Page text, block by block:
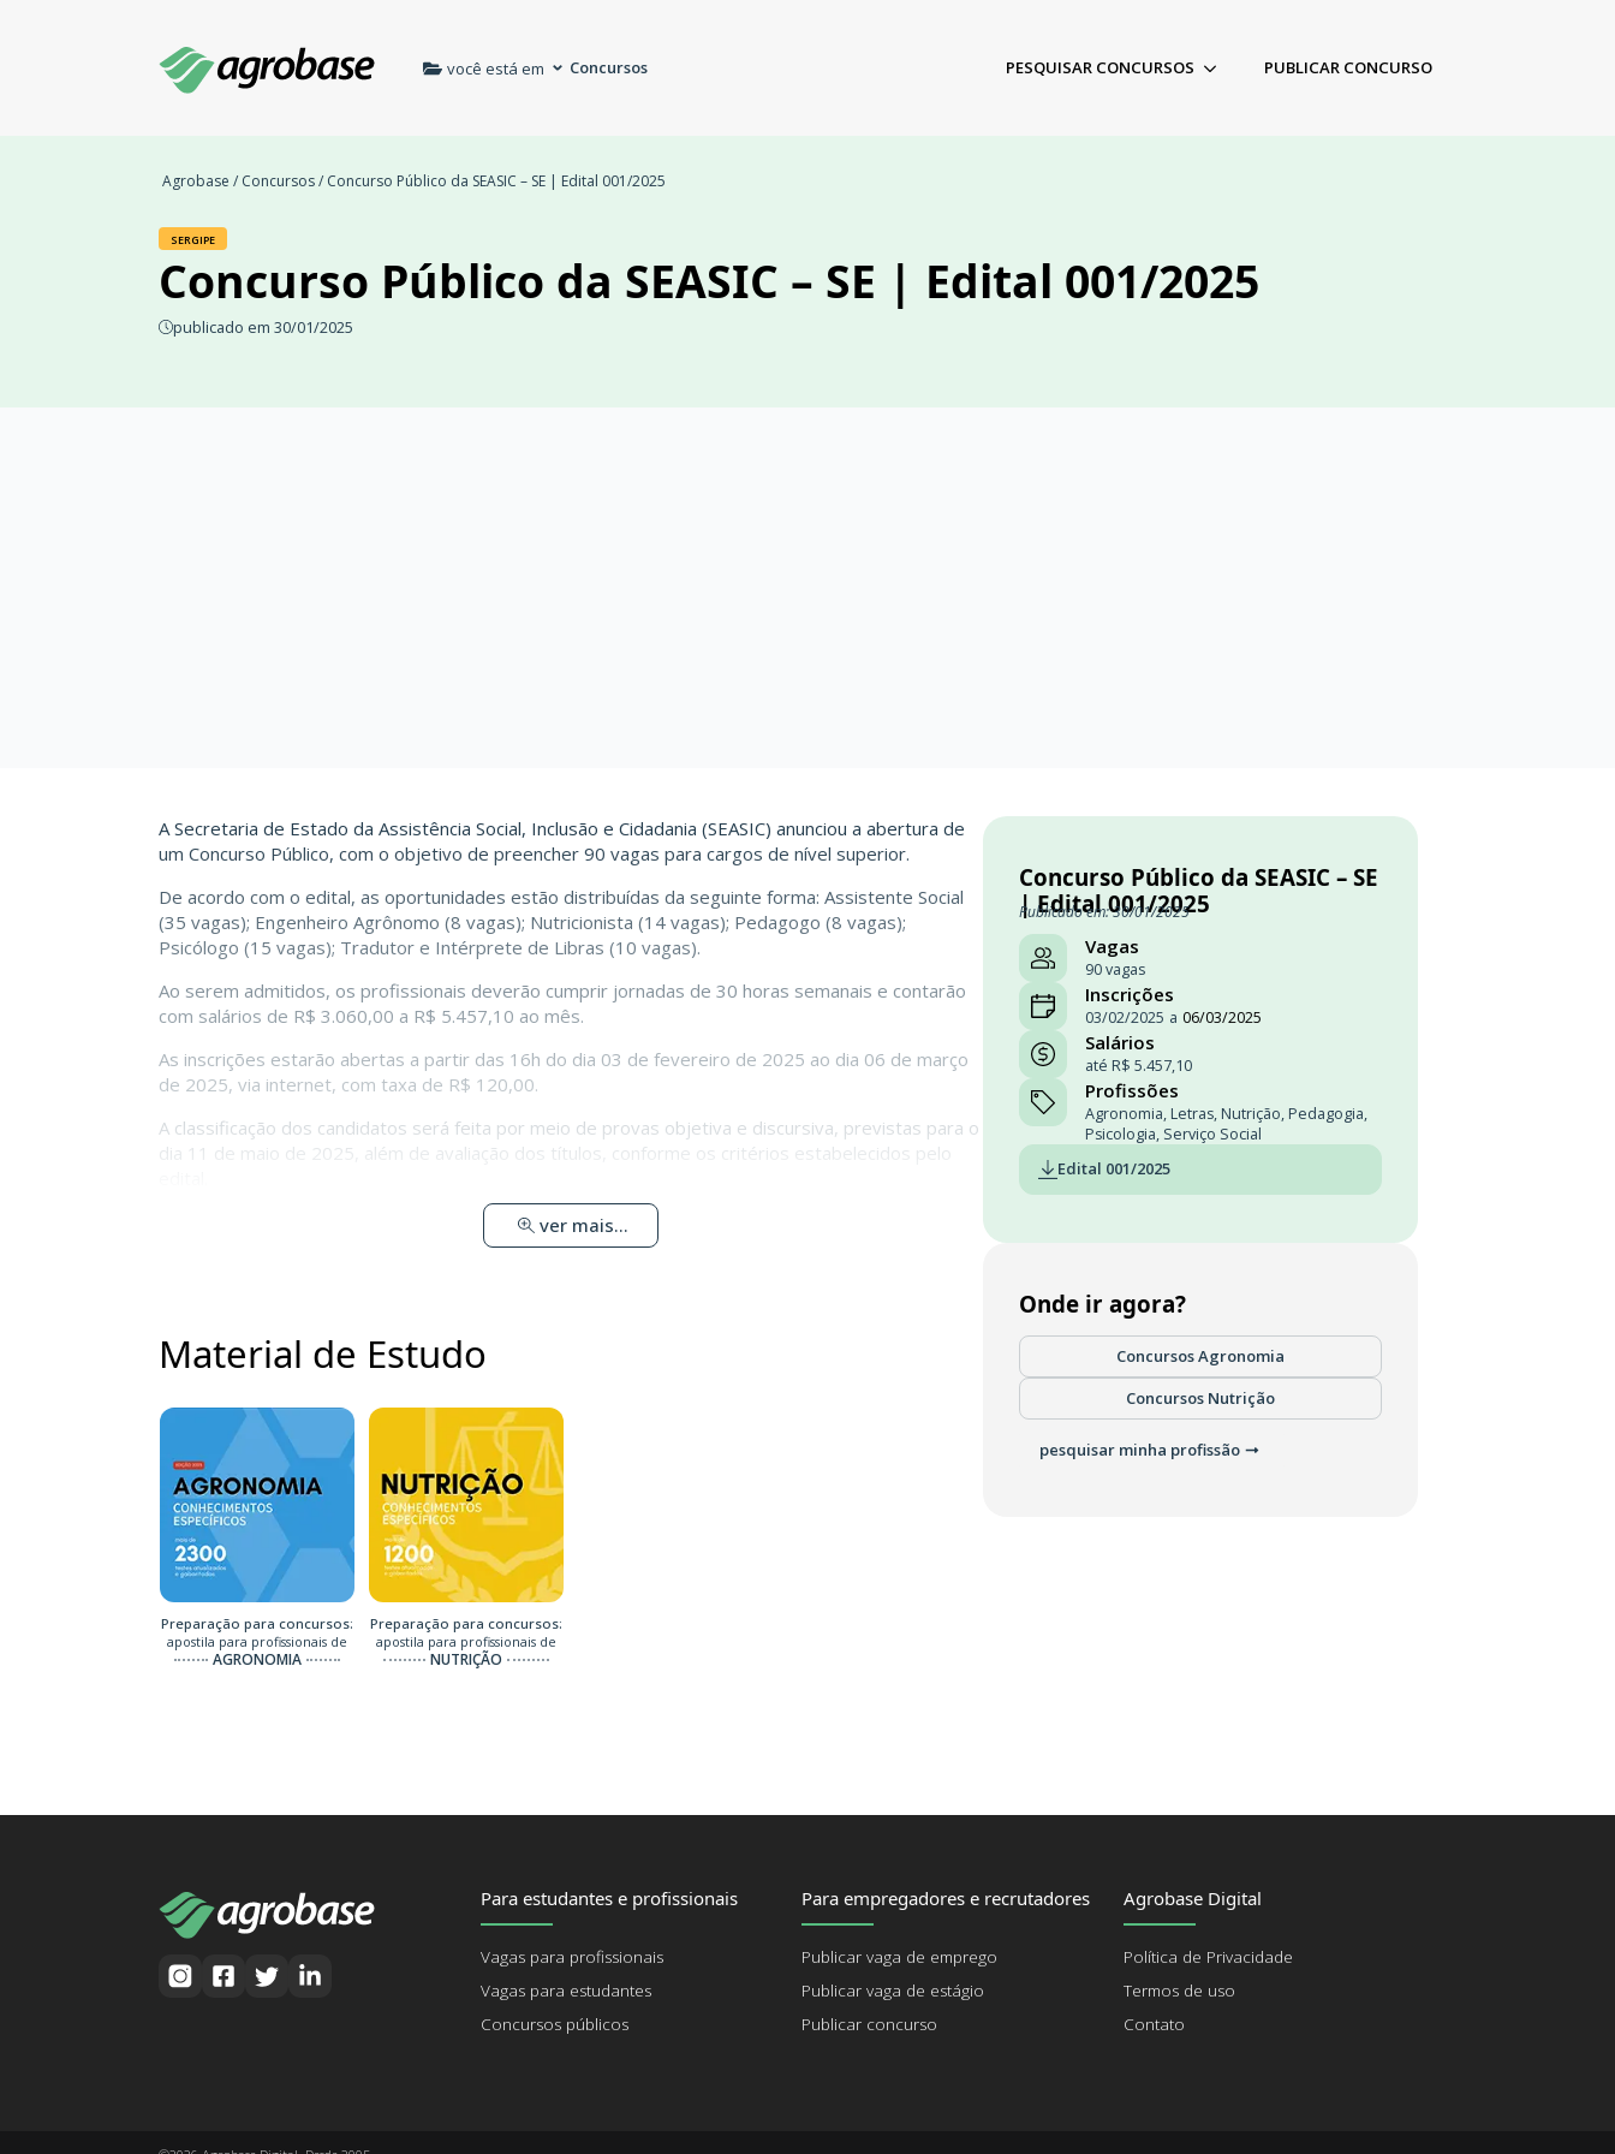
você está em Concursos PESQUISAR CONCURSOS PUBLICAR CONCURSO
Agrobase / Concursos/ Concurso Público da SEASIC – SE | Edital 001/2025
SERGIPE
Concurso Público da SEASIC – SE | Edital 001/2025
publicado em 30/01/2025
A Secretaria de Estado da Assistência Social, Inclusão e Cidadania (SEASIC) anunciou a abertura de
um Concurso Público, com o objetivo de preencher 90 vagas para cargos de nível superior.
De acordo com o edital, as oportunidades estão distribuídas da seguinte forma: Assistente Social
(35 vagas); Engenheiro Agrônomo (8 vagas); Nutricionista (14 vagas); Pedagogo (8 vagas);
Psicólogo (15 vagas); Tradutor e Intérprete de Libras (10 vagas).
Ao serem admitidos, os profissionais deverão cumprir jornadas de 30 horas semanais e contarão
com salários de R$ 3.060,00 a R$ 5.457,10 ao mês.
As inscrições estarão abertas a partir das 16h do dia 03 de fevereiro de 2025 ao dia 06 de março
de 2025, via internet, com taxa de R$ 120,00.
A classificação dos candidatos será feita por meio de provas objetiva e discursiva, previstas para o
dia 11 de maio de 2025, além de avaliação dos títulos, conforme os critérios estabelecidos pelo
ver mais...
Material de Estudo
Preparação para concursos:
apostila para profissionais de
AGRONOMIA
Preparação para concursos:
apostila para profissionais de
NUTRIÇÃO
Concurso Público da SEASIC – SE
| Edital 001/2025
Publicado em: 30/01/2025
Vagas
90 vagas
Inscrições
03/02/2025 a 06/03/2025
Salários
até R$ 5.457,10
Profissões
Agronomia, Letras, Nutrição, Pedagogia,
Psicologia, Serviço Social
Edital 001/2025
Onde ir agora?
Concursos Agronomia
Concursos Nutrição
pesquisar minha profissão
Para estudantes e profissionais
Vagas para profissionais
Vagas para estudantes
Concursos públicos
Para empregadores e recrutadores
Publicar vaga de emprego
Publicar vaga de estágio
Publicar concurso
Agrobase Digital
Política de Privacidade
Termos de uso
Contato